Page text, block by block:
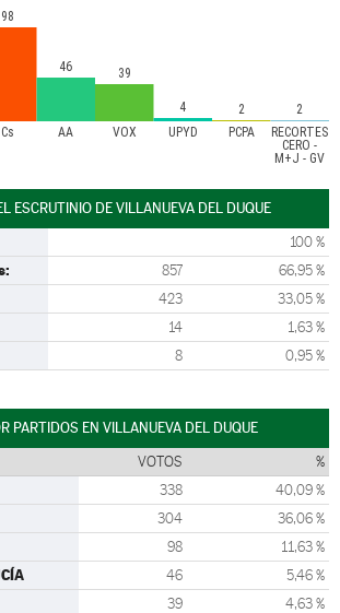
Cs AA VOX UPYD PCPA
RECORTES
CERO -
M+J - GV
98
46 39
4 2 2
ESCRUTINIO DE VILLANUEVA DEL DUQUE
100 %
857 66,95 %
423 33,05 %
14 1,63 %
8 0,95 %
PARTIDOS EN VILLANUEVA DEL DUQUE
VOTOS %
338 40,09 %
304 36,06 %
98 11,63 %
46 5,46 %
39 4,63 %